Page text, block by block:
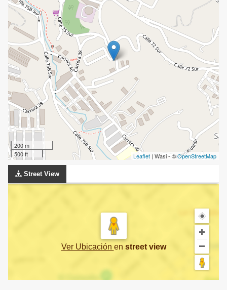
200 m
500 ft
Leaflet | Wasi - ©OpenStreetMap
Street View
Ver Ubicación en street view